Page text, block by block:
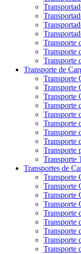
Transporte
Transporte
Transporte
Transporte de
Transporte
Transporte
Transporte
Transporte
Transporte
Transporte
Transporte
Transporte
Transporte
Transporte
Transportes de
Transporte
Transporte
Transporte
Transporte
Transporte
Transporte
Transporte
Transporte
Transporte